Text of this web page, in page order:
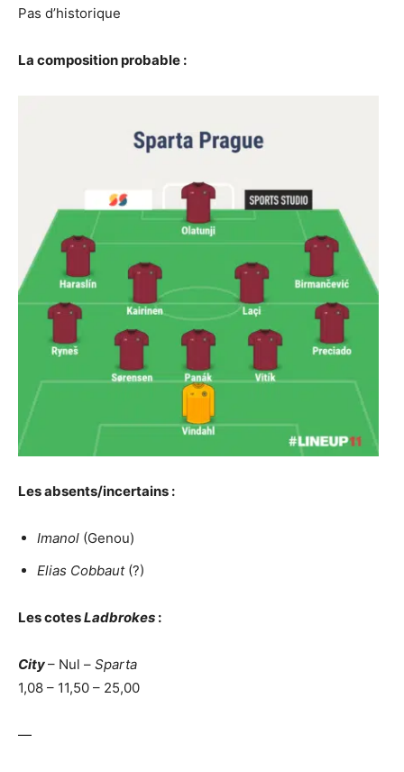
Pas d’historique
La composition probable :
Les absents/incertains :
Imanol (Genou)
Elias Cobbaut (?)
Les cotesLadbrokes :
City– Nul – Sparta
1,08 – 11,50 – 25,00
—